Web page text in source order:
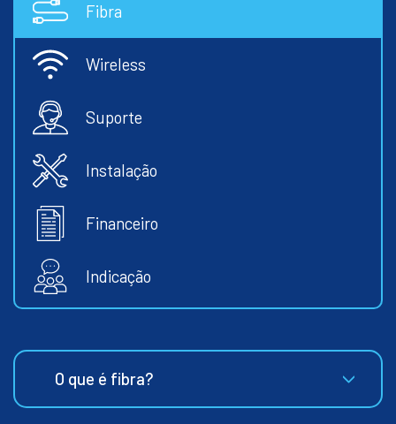
Fibra
Wireless
Suporte
Instalação
Financeiro
Indicação
O que é fibra?